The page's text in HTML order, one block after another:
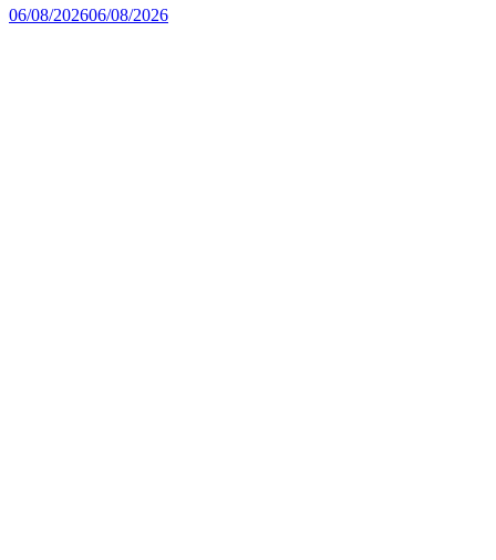
06/08/202606/08/2026